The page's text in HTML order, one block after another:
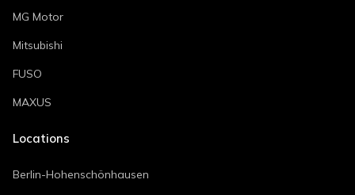
MG Motor
Mitsubishi
FUSO
MAXUS
Locations
Berlin-Hohenschönhausen